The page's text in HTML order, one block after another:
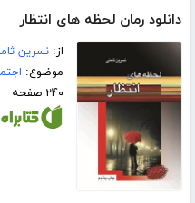
دانلود رمان لحظه های انتظار
از:نسرین
موضوع:
۲۴۰ صفحه